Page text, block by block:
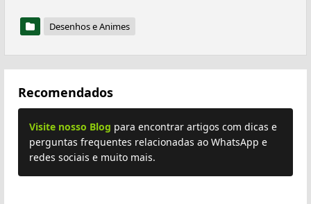
Desenhos e Animes
Recomendados
Visite nosso Blog para encontrar artigos com dicas e
perguntas frequentes relacionadas ao WhatsApp e
redes sociais e muito mais.